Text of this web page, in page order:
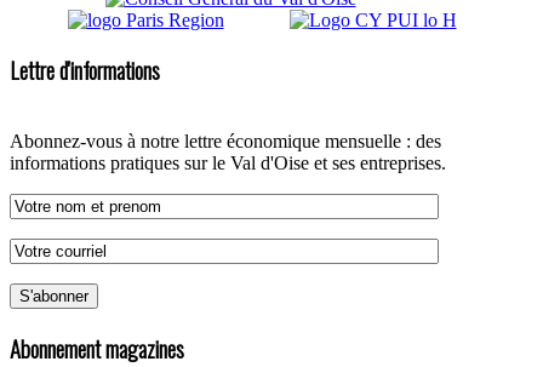
Lettre d'informations
Abonnez-vous à notre lettre économique mensuelle : des
informations pratiques sur le Val d'Oise et ses entreprises.
Abonnement magazines